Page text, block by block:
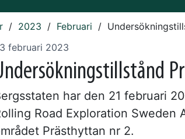
2023 Februari
februari 2023
har den 21 februari
Road Exploration Sweden
Prästhyttan nr 2.